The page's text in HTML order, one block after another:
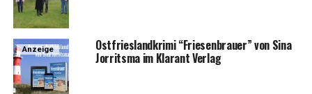
Anzeige Ost­fries­land­kri­mi “Frie­sen­brau­er” von Sina
Jor­rit­s­ma im Klar­ant Verlag